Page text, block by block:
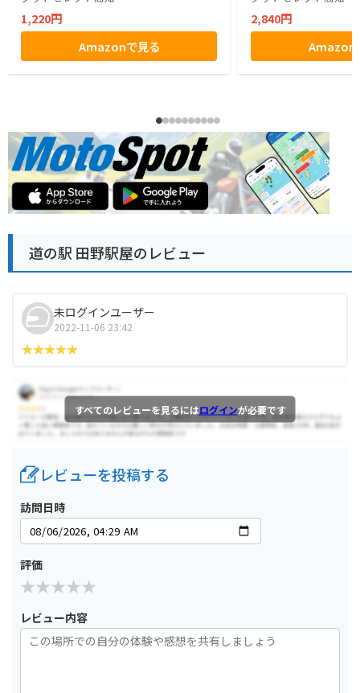
1,220円
Amazonで見る
2,840円
Amazon
道の駅 田野駅屋のレビュー
未ログインユーザー
2022-11-06 23:42
すべてのレビューを見るにはログインが必要です
レビューを投稿する
訪問日時
評価
レビュー内容